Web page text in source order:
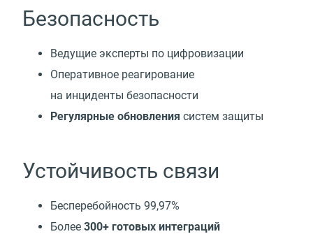
Безопасность
Ведущие эксперты по цифровизации
Оперативное реагирование
на инциденты безопасности
Регулярные обновления систем защиты
Устойчивость связи
Бесперебойность 99,97%
Более 300+ готовых интеграций